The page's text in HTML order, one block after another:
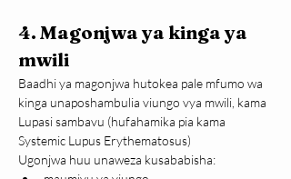
4. Magonjwa ya kinga ya
mwili
Baadhi ya magonjwa hutokea pale mfumo wa
kinga unaposhambulia viungo vya mwili, kama
Lupasi sambavu (hufahamika pia kama
Systemic Lupus Erythematosus)
Ugonjwa huu unaweza kusababisha: